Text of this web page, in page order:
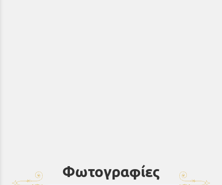
Φωτογραφίες